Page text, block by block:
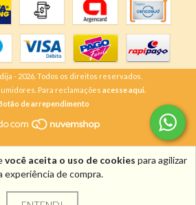
você aceita o uso de cookies para agilizar
experiência de compra.
- 2026. Todos os direitos reservados.
Para reclamações acesse aqui.
de arrependimento